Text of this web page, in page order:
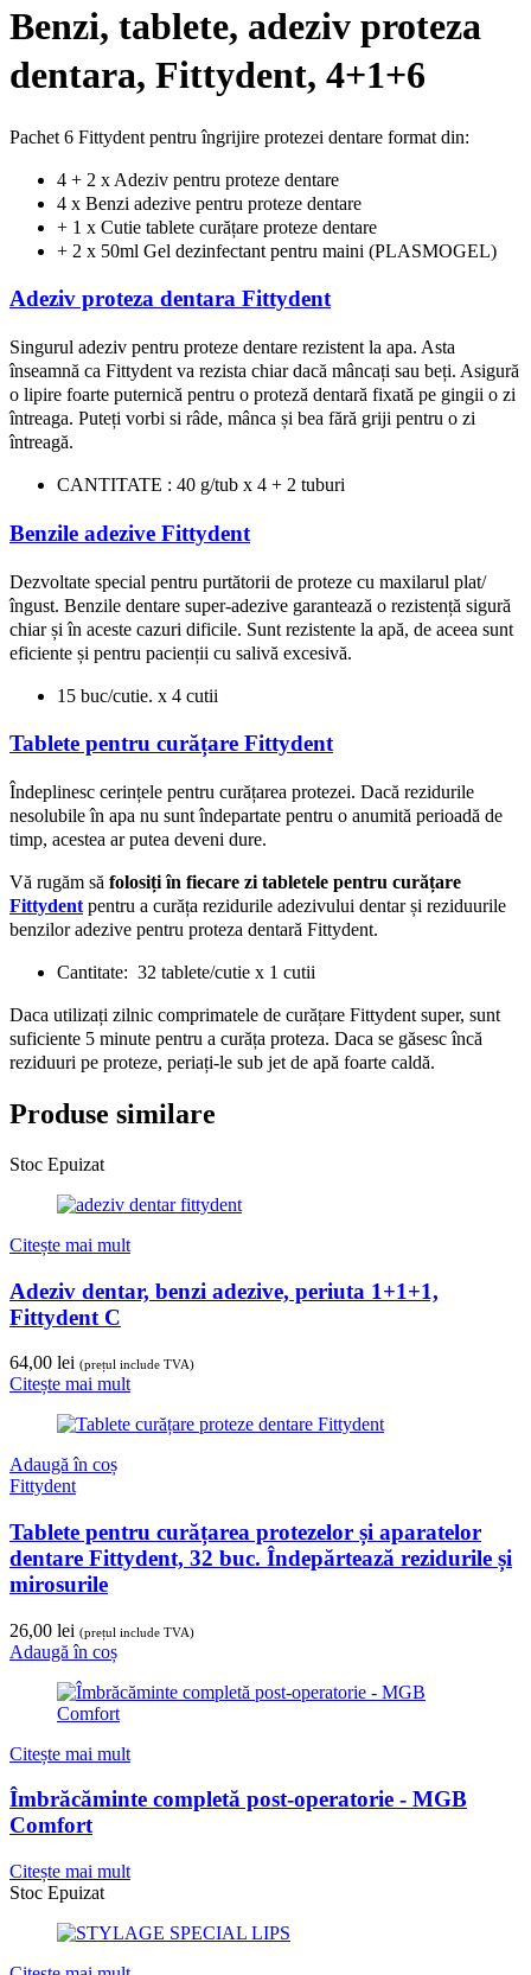
Benzi, tablete, adeziv proteza
dentara, Fittydent, 4+1+6
Pachet 6 Fittydent pentru îngrijire protezei dentare format din:
4 + 2 x Adeziv pentru proteze dentare
4 x Benzi adezive pentru proteze dentare
+ 1 x Cutie tablete curățare proteze dentare
+ 2 x 50ml Gel dezinfectant pentru maini (PLASMOGEL)
Adeziv proteza dentara Fittydent
Singurul adeziv pentru proteze dentare rezistent la apa. Asta
înseamnă ca Fittydent va rezista chiar dacă mâncați sau beți. Asigură
o lipire foarte puternică pentru o proteză dentară fixată pe gingii o zi
întreaga. Puteți vorbi si râde, mânca și bea fără griji pentru o zi
întreagă.
CANTITATE : 40 g/tub x 4 + 2 tuburi
Benzile adezive Fittydent
Dezvoltate special pentru purtătorii de proteze cu maxilarul plat/
îngust. Benzile dentare super-adezive garantează o rezistență sigură
chiar și în aceste cazuri dificile. Sunt rezistente la apă, de aceea sunt
eficiente și pentru pacienții cu salivă excesivă.
15 buc/cutie. x 4 cutii
Tablete pentru curățare Fittydent
Îndeplinesc cerințele pentru curățarea protezei. Dacă rezidurile
nesolubile în apa nu sunt îndepartate pentru o anumită perioadă de
timp, acestea ar putea deveni dure.
Vă rugăm să folosiți în fiecare zi tabletele pentru curățare
Fittydent pentru a curăța rezidurile adezivului dentar și reziduurile
benzilor adezive pentru proteza dentară Fittydent.
Cantitate: 32 tablete/cutie x 1 cutii
Daca utilizați zilnic comprimatele de curățare Fittydent super, sunt
suficiente 5 minute pentru a curăța proteza. Daca se găsesc încă
reziduuri pe proteze, periați-le sub jet de apă foarte caldă.
Produse similare
Stoc Epuizat
Citește mai mult
Adeziv dentar, benzi adezive, periuta 1+1+1,
Fittydent C
64,00 lei (prețul include TVA)
Citește mai mult
Adaugă în coș
Fittydent
Tablete pentru curățarea protezelor și aparatelor
dentare Fittydent, 32 buc. Îndepărtează rezidurile și
mirosurile
26,00 lei (prețul include TVA)
Adaugă în coș
Citește mai mult
Îmbrăcăminte completă post-operatorie - MGB
Comfort
Citește mai mult
Stoc Epuizat